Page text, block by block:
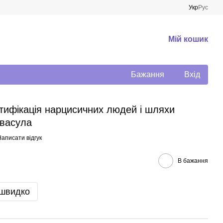
УкрРус
Мій кошик
Бажання Вхід
нарцисичних людей і шляхи
відгук
В бажання